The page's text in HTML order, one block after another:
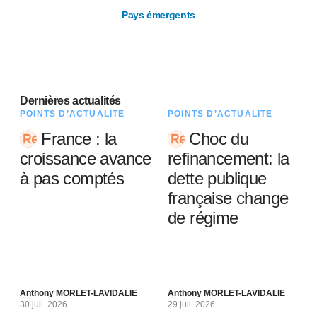
Pays émergents
Dernières actualités
POINTS D’ACTUALITÉ
France : la
croissance avance
à pas comptés
Anthony MORLET-LAVIDALIE
30 juil. 2026
POINTS D’ACTUALITÉ
Choc du
refinancement: la
dette publique
française change
de régime
Anthony MORLET-LAVIDALIE
29 juil. 2026